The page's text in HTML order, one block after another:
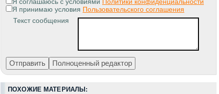
Я соглашаюсь с условиями
Политики конфиденциальности
Я принимаю условия Пользовательского соглашения
Текст сообщения
ПОХОЖИЕ МАТЕРИАЛЫ: